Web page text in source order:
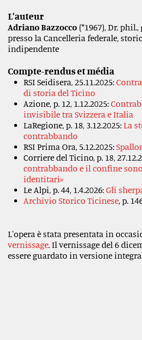
L’auteur
Adriano Bazzocco (*1967), Dr.
presso la Cancelleria federale,
indipendente
Compte-rendus et média
RSI Seidisera, 25.11.2025:
di storia del Ticino
Azione, p. 12, 1.12.2025:
invisibile tra Svizzera e Italia
LaRegione, p. 18, 3.12.2025:La
contrabbando
RSI Prima Ora, 5.12.2025:
Corriere del Ticino, p. 18,
contrabbando e il confine
identitari»
Le Alpi, p. 44, 1.4.2026:Gli
Archivio Storico Ticinese, p.
L'opera è stata presentata in
vernissage.Il vernissage del 6
essere guardato in versione